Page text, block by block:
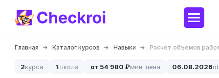
Главная Каталог курсов Навыки Расчет объемов
2курса 1школа от 54 980 ₽мин. цена 06.08.2026